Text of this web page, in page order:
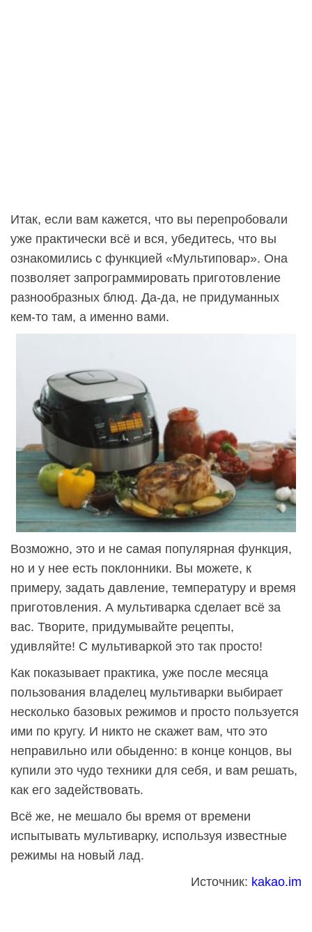
Итак, если вам кажется, что вы перепробовали
уже практически всё и вся, убедитесь, что вы
ознакомились с функцией «Мультиповар». Она
позволяет запрограммировать приготовление
разнообразных блюд. Да-да, не придуманных
кем-то там, а именно вами.
Возможно, это и не самая популярная функция,
но и у нее есть поклонники. Вы можете, к
примеру, задать давление, температуру и время
приготовления. А мультиварка сделает всё за
вас. Творите, придумывайте рецепты,
удивляйте! С мультиваркой это так просто!
Как показывает практика, уже после месяца
пользования владелец мультиварки выбирает
несколько базовых режимов и просто пользуется
ими по кругу. И никто не скажет вам, что это
неправильно или обыденно: в конце концов, вы
купили это чудо техники для себя, и вам решать,
как его задействовать.
Всё же, не мешало бы время от времени
испытывать мультиварку, используя известные
режимы на новый лад.
Источник: kakao.im